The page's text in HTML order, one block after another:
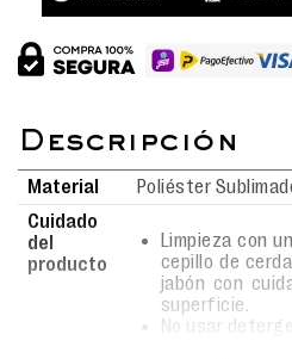
Material
Poliéster
Cuidado
del
producto
Limpieza con
cepillo de
jabón con
superficie.
No usar